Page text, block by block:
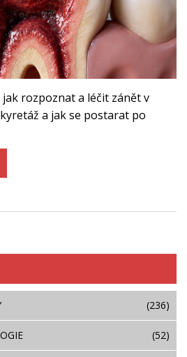
rozpoznat a léčit zánět v
a jak se postarat po
(236)
(52)